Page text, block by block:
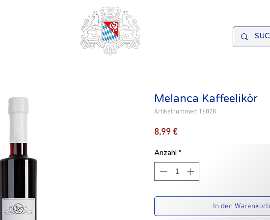
Melanca Kaffeelikör
Artikelnummer: 16028
8,99 €Preis
Anzahl *
In den Warenkorb